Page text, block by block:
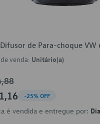
de Para-choque VW
venda: Unitário(a)
-25% OFF
é vendida e entregue por: